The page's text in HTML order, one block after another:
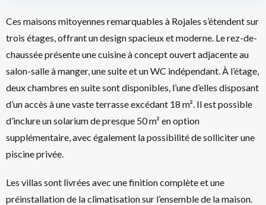
Ces maisons mitoyennes remarquables à Rojales s’étendent sur
trois étages, offrant un design spacieux et moderne. Le rez-de-
chaussée présente une cuisine à concept ouvert adjacente au
salon-salle à manger, une suite et un WC indépendant. À l’étage,
deux chambres en suite sont disponibles, l’une d’elles disposant
d’un accès à une vaste terrasse excédant 18 m². Il est possible
d’inclure un solarium de presque 50 m² en option
supplémentaire, avec également la possibilité de solliciter une
piscine privée.
Les villas sont livrées avec une finition complète et une
préinstallation de la climatisation sur l’ensemble de la maison.